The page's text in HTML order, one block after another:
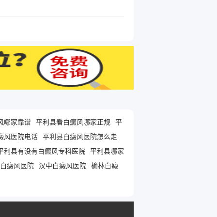
哪家靠谱 平利县看白癜风哪家正规 平
风医院电话 平利县白癜风医院怎么走
利县有没有白癜风专科医院 平利县哪家
癜风医院 汉中白癜风医院 榆林白癜